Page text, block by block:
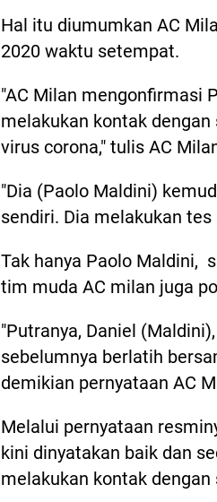
Hal itu diumumkan AC
2020 waktu setempat.
"AC Milan mengonfirmasi
melakukan kontak
virus corona," tulis AC
"Dia (Paolo Maldini)
sendiri. Dia melakukan
Tak hanya Paolo Maldini,
tim muda AC milan juga
"Putranya, Daniel
sebelumnya berlatih
demikian pernyataan AC
Melalui pernyataan
kini dinyatakan baik dan
melakukan kontak dengan